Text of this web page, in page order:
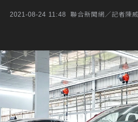
2021-08-24 11:48 聯合新聞網／記者陳